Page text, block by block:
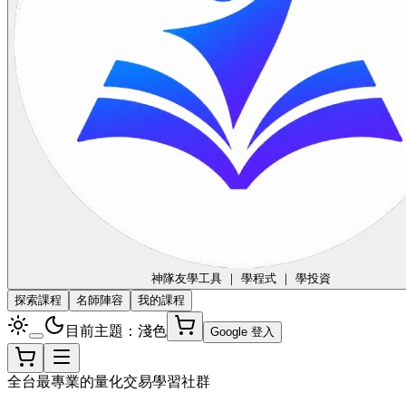
神隊友學工具 ｜ 學程式 ｜ 學投資
探索課程
名師陣容 我的課程
目前主題：淺色 Google 登入
全台最專業的量化交易學習社群